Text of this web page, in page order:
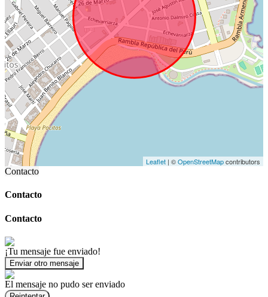
Leaflet | ©OpenStreetMapcontributors
Contacto
Contacto
Contacto
¡Tu mensaje fue enviado!
Enviar otro mensaje
El mensaje no pudo ser enviado